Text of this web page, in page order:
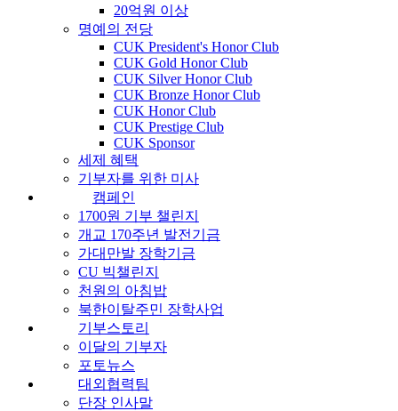
20억원 이상
명예의 전당
CUK President's Honor Club
CUK Gold Honor Club
CUK Silver Honor Club
CUK Bronze Honor Club
CUK Honor Club
CUK Prestige Club
CUK Sponsor
세제 혜택
기부자를 위한 미사
캠페인
1700원 기부 챌린지
개교 170주년 발전기금
가대만발 장학기금
CU 빅챌린지
천원의 아침밥
북한이탈주민 장학사업
기부스토리
이달의 기부자
포토뉴스
대외협력팀
단장 인사말